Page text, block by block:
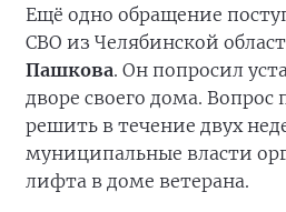
Ещё одно обращение
СВО из Челябинской
Пашкова. Он попросил
дворе своего дома. Вопрос
решить в течение двух
муниципальные власти
лифта в доме ветерана.